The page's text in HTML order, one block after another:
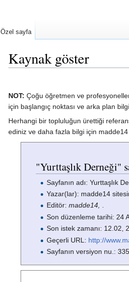
Kaynak göster
NOT: Çoğu öğretmen ve
için başlangıç noktası ve arka plan
Herhangi bir topluluğun ürettiği
ediniz ve daha fazla bilgi için
"Yurttaşlık Derneği"
Sayfanın adı: Yurttaşlık
Yazar(lar): madde14
Editör:madde14, .
Son düzenleme tarihi: 24
Son istek zamanı: 12.02,
Geçerli URL: http://
Sayfanın versiyon nu.:
Özel sayfa